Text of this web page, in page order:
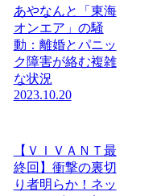
あやなんと「東海
オンエア」の騒
動：離婚とパニッ
ク障害が絡む複雑
な状況
2023.10.20
【ＶＩＶＡＮＴ最
終回】衝撃の裏切
り者明らか！ネッ